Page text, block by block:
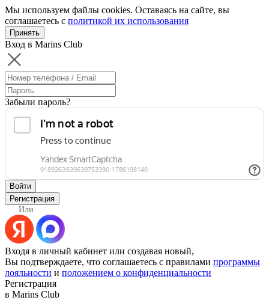
Мы используем файлы cookies. Оставаясь на сайте, вы
соглашаетесь с политикой их использования
Принять
Вход в Marins Club
Забыли пароль?
Войти
Регистрация
Или
Входя в личный кабинет или создавая новый,
Вы подтверждаете, что соглашаетесь с правилами программы
лояльности и положением о конфиденциальности
Регистрация
в Marins Club